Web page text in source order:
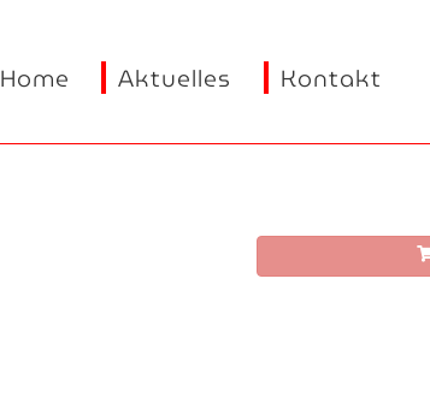
Home Aktuelles Kontakt